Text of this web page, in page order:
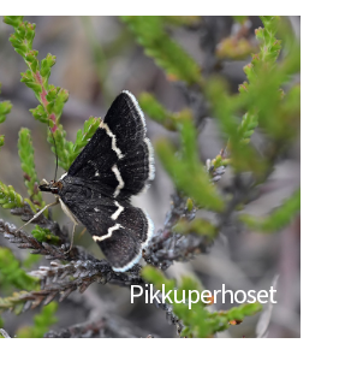
Pikkuperhoset